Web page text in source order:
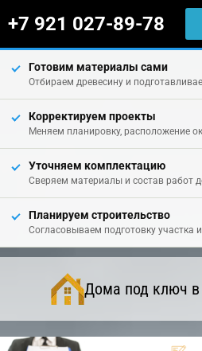
+7 921 027-89-78
Готовим материалы сами
Отбираем древесину и
Корректируем проекты
Меняем планировку, расположение
Уточняем комплектацию
Сверяем материалы и состав работ
Планируем строительство
Согласовываем подготовку участка
Дома под ключ в